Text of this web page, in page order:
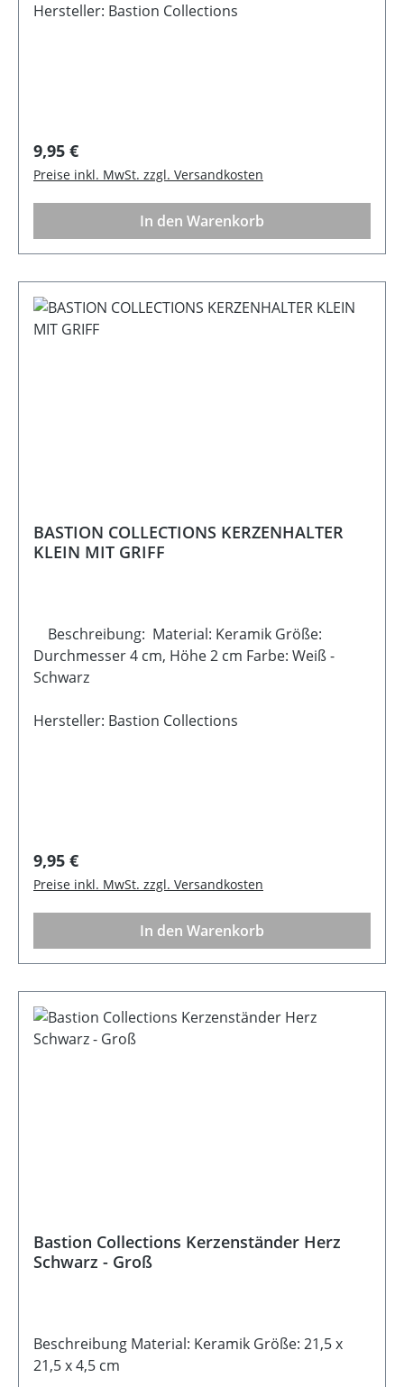
Hersteller: Bastion Collections
Regulärer Preis:
9,95 €
Preise inkl. MwSt. zzgl. Versandkosten
In den Warenkorb
BASTION COLLECTIONS KERZENHALTER
KLEIN MIT GRIFF
Beschreibung: Material: Keramik Größe:
Durchmesser 4 cm, Höhe 2 cm Farbe: Weiß -
Hersteller: Bastion Collections
Regulärer Preis:
9,95 €
Preise inkl. MwSt. zzgl. Versandkosten
In den Warenkorb
Bastion Collections Kerzenständer Herz
Schwarz - Groß
Beschreibung Material: Keramik Größe: 21,5 x
21,5 x 4,5 cm